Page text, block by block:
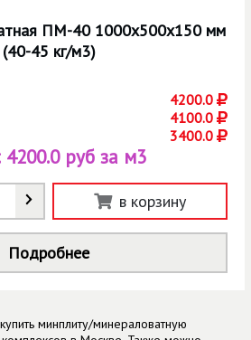
ПМ-40 1000х500х150 мм
(40-45 кг/м3)
4200.0
4100.0
3400.0
4200.0 руб за м3
в корзину
Подробнее
минплиту/минераловатную